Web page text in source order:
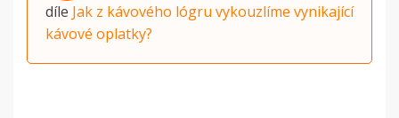
díle Jak z kávového lógru vykouzlíme vynikající
kávové oplatky?